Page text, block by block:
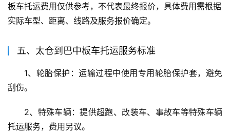
板车托运费用仅供参考，不代表最终报价，具体费用需根据
实际车型、距离、线路及服务报价确定。
五、太仓到巴中板车托运服务标准
1、轮胎保护：运输过程中使用专用轮胎保护套，避免
刮伤。
2、特殊车辆：提供超跑、改装车、事故车等特殊车辆
托运服务，费用另议。